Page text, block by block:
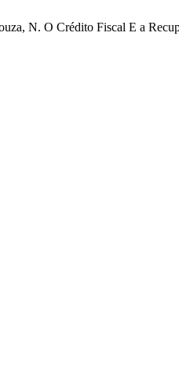
N. O Crédito Fiscal E a